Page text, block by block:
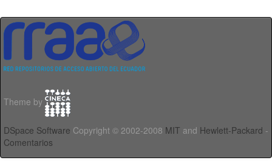
Theme by
DSpace Software Copyright © 2002-2008 MIT and Hewlett-Packard -
Comentarios